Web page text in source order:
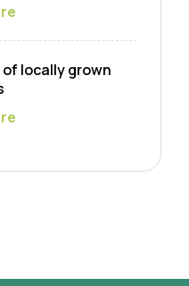
locally grown